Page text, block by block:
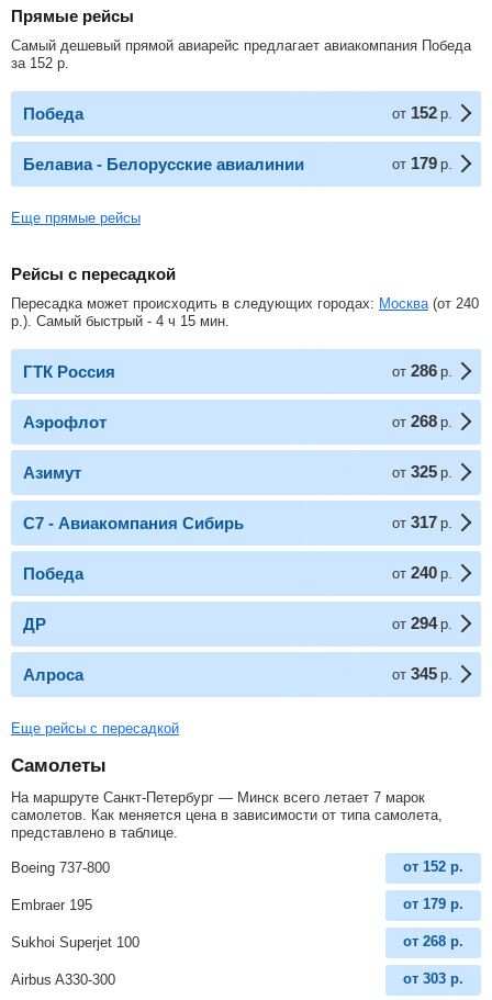
Прямые рейсы
Самый дешевый прямой авиарейс предлагает авиакомпания Победа
за 152 р
Победа от 152 р.
Белавиа - Белорусские авиалинии от 179 р.
Еще прямые рейсы
Рейсы с пересадкой
Пересадка может происходить в следующих городах: Москва (от 240
р. ). Самый быстрый - 4 ч 15 мин.
ГТК Россия от 286 р.
Аэрофлот от 268 р.
Азимут от 325 р.
С7 - Авиакомпания Сибирь от 317 р.
Победа от 240 р.
ДР от 294 р.
Алроса от 345 р.
Еще рейсы с пересадкой
Самолеты
На маршруте Санкт-Петербург — Минск всего летает 7 марок
самолетов. Как меняется цена в зависимости от типа самолета,
представлено в таблице.
Boeing 737-800 от 152 р.
Embraer 195 от 179 р.
Sukhoi Superjet 100 от 268 р.
Airbus A330-300 от 303 р.